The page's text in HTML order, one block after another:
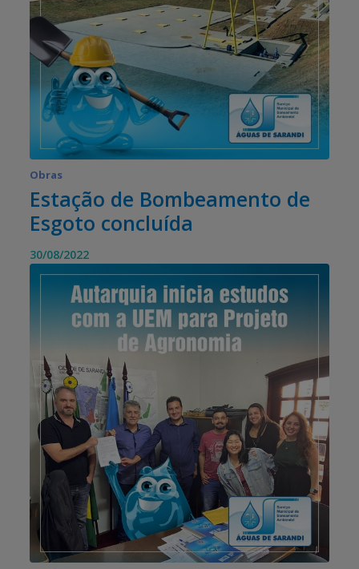
Obras
Estação de Bombeamento de
Esgoto concluída
30/08/2022